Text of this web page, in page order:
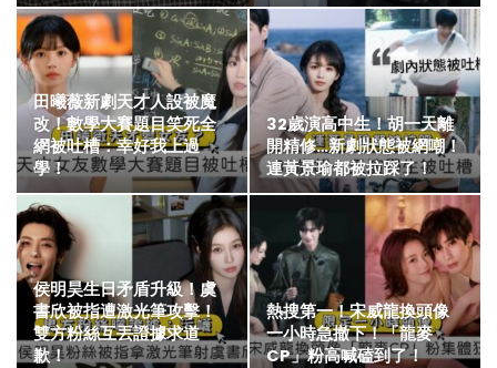
田曦薇新劇天才人設被魔
改！數學大賽題目笑死全
網被吐槽：幸好我上過
學！
32歲演高中生！胡一天離
開精修…新劇狀態被網嘲！
連黃景瑜都被拉踩了！
侯明昊生日矛盾升級！虞
書欣被指遭激光筆攻擊！
雙方粉絲互丟證據求道
歉！
熱搜第一！宋威龍換頭像
一小時急撤下！「龍麥
CP」粉高喊磕到了！